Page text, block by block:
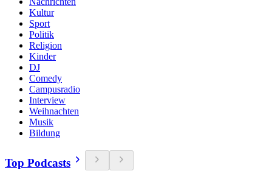
Kultur
Sport
Politik
Religion
Kinder
DJ
Comedy
Campusradio
Interview
Weihnachten
Musik
Bildung
Top Podcasts